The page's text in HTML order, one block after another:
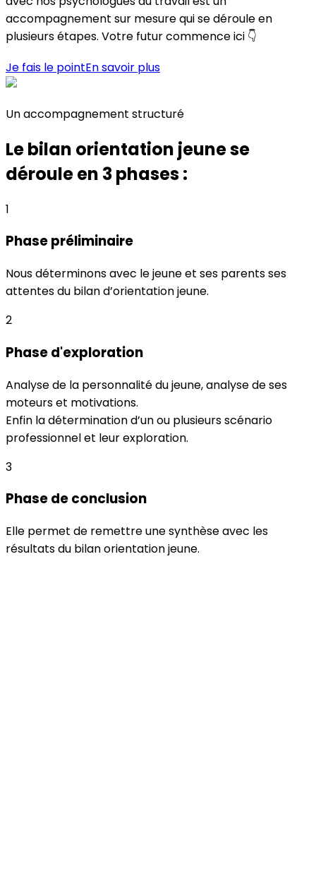
accompagnement sur mesure qui se déroule en
plusieurs étapes. Votre futur commence ici 👇
Je fais le pointEn savoir plus
Un accompagnement structuré
Le bilan orientation jeune se
déroule en 3 phases :
1
Phase préliminaire
Nous déterminons avec le jeune et ses parents ses
attentes du bilan d’orientation jeune.
2
Phase d'exploration
Analyse de la personnalité du jeune, analyse de ses
moteurs et motivations.
Enfin la détermination d’un ou plusieurs scénario
professionnel et leur exploration.
3
Phase de conclusion
Elle permet de remettre une synthèse avec les
résultats du bilan orientation jeune.